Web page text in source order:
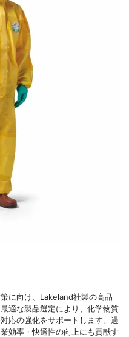
に向け、Lakeland社製の高品
適な製品選定により、化学物質
応の強化をサポートします。過
効率・快適性の向上にも貢献す